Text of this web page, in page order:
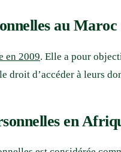
au Maroc
en 2009. Elle a pour
d’accéder à leurs
en